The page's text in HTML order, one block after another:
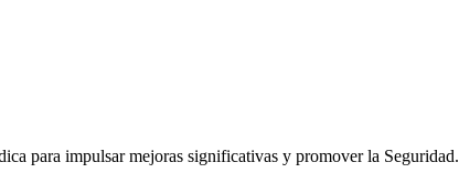
para impulsar mejoras significativas y promover la Seguridad.